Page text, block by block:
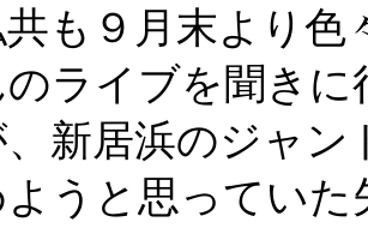
も９月末より色
のライブを聞き
新居浜のジャ
うと思ってい